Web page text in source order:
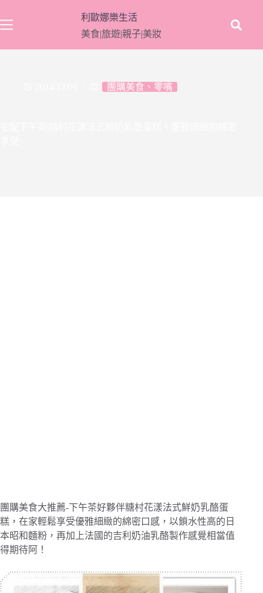
至
要
利歐娜樂生活
美食|旅遊|親子|美妝
團購美食、零嘴
團購美食大推薦-下午茶好夥伴糖村花漾法式鮮奶乳酪蛋
糕，在家輕鬆享受優雅細緻的綿密口感，以鎖水性高的日
本昭和麵粉，再加上法國的吉利奶油乳酪製作感覺相當值
得期待阿！